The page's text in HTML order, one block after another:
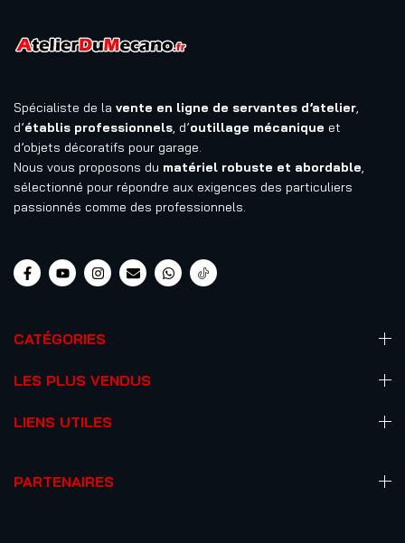
Spécialiste de la vente en ligne de servantes d’atelier,
d’établis professionnels, d’outillage mécanique et
d’objets décoratifs pour garage.
Nous vous proposons du matériel robuste et abordable,
sélectionné pour répondre aux exigences des particuliers
passionnés comme des professionnels.
CATÉGORIES
LES PLUS VENDUS
LIENS UTILES
PARTENAIRES